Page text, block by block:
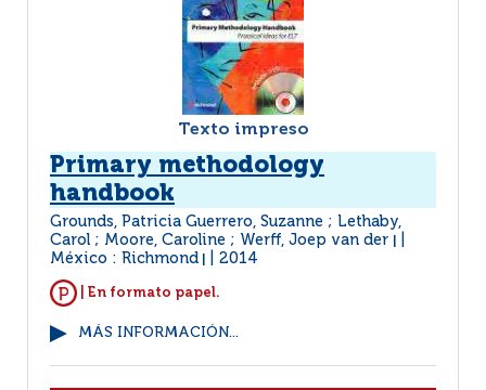
Texto impreso
Primary methodology
handbook
Grounds, Patricia Guerrero, Suzanne ; Lethaby,
Carol ; Moore, Caroline ; Werff, Joep van der
México : Richmond 2014
| En formato papel.
MÁS INFORMACIÓN...